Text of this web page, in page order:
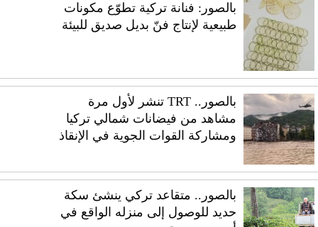
بالصور: فنانة تركية تطوّع مكونات
طبيعية لإنتاج فنّ بديل صديق للبيئة
بالصور.. TRT تنشر لأول مرة
مشاهد من فيضانات شمالي تركيا
ومشاركة القوات الجوية في الإنقاذ
بالصور.. متقاعد تركي ينشئ سكة
حديد للوصول إلى منزله الواقع في